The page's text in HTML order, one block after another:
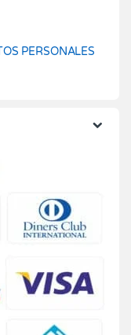
PERSONALES